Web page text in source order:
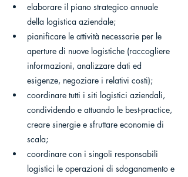
elaborare il piano strategico annuale
della logistica aziendale;
pianificare le attività necessarie per le
aperture di nuove logistiche (raccogliere
informazioni, analizzare dati ed
esigenze, negoziare i relativi costi);
coordinare tutti i siti logistici aziendali,
condividendo e attuando le best-practice,
creare sinergie e sfruttare economie di
scala;
coordinare con i singoli responsabili
logistici le operazioni di sdoganamento e